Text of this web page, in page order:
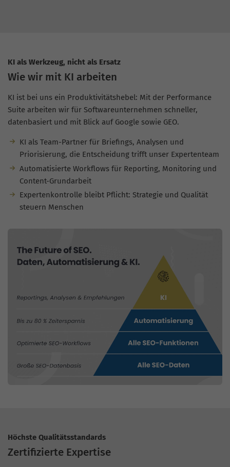
KI als Werkzeug, nicht als Ersatz
Wie wir mit KI arbeiten
KI ist bei uns ein Produktivitätshebel: Mit der Performance
Suite arbeiten wir für Softwareunternehmen schneller,
datenbasiert und mit Blick auf Google sowie GEO.
KI als Team-Partner für Briefings, Analysen und
Priorisierung, die Entscheidung trifft unser Expertenteam
Automatisierte Workflows für Reporting, Monitoring und
Content-Grundarbeit
Expertenkontrolle bleibt Pflicht: Strategie und Qualität
steuern Menschen
Höchste Qualitätsstandards
Zertifizierte Expertise